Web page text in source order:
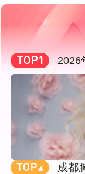
2026
择指
析
成都